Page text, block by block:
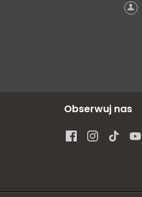
Obserwuj nas